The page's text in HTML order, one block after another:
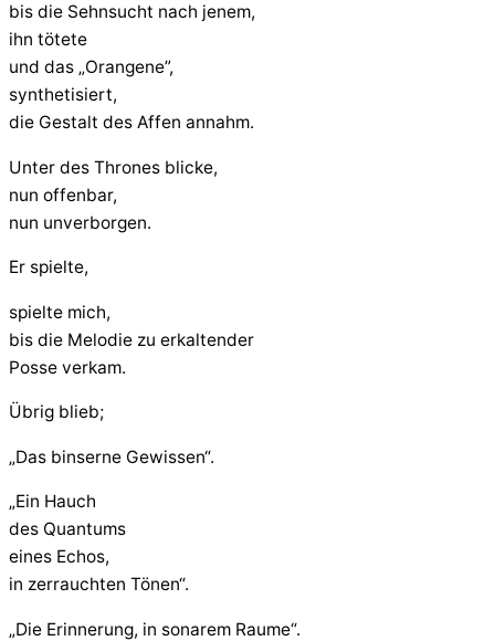
bis die Sehnsucht nach jenem,
ihn tötete
und das „Orangene”,
synthetisiert,
die Gestalt des Affen annahm.
Unter des Thrones blicke,
nun offenbar,
nun unverborgen.
Er spielte,
spielte mich,
bis die Melodie zu erkaltender
Posse verkam.
Übrig blieb;
„Das binserne Gewissen“.
„Ein Hauch
des Quantums
eines Echos,
in zerrauchten Tönen“.
„Die Erinnerung, in sonarem Raume“.